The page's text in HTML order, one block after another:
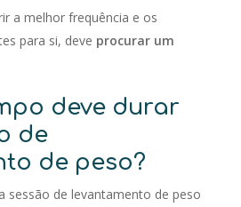
a melhor frequência e os
para si, deve procurar um
deve durar
de
de peso?
sessão de levantamento de peso